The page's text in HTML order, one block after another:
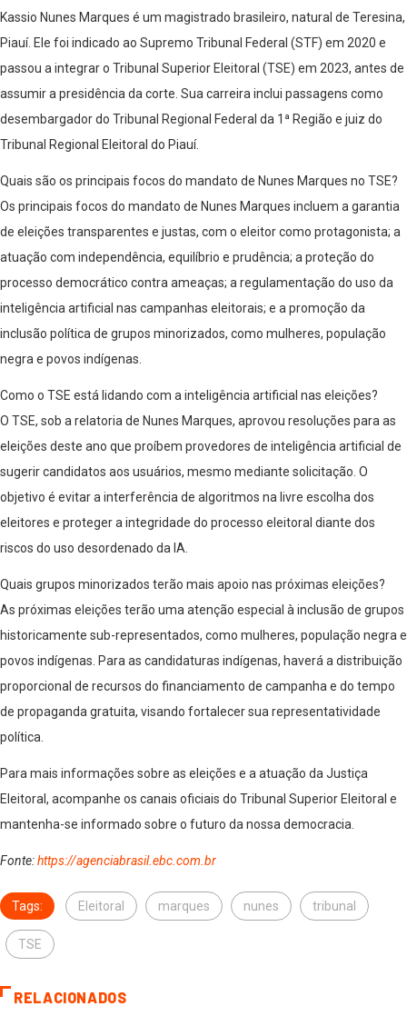
Kassio Nunes Marques é um magistrado brasileiro, natural de Teresina,
Piauí. Ele foi indicado ao Supremo Tribunal Federal (STF) em 2020 e
passou a integrar o Tribunal Superior Eleitoral (TSE) em 2023, antes de
assumir a presidência da corte. Sua carreira inclui passagens como
desembargador do Tribunal Regional Federal da 1ª Região e juiz do
Tribunal Regional Eleitoral do Piauí.
Quais são os principais focos do mandato de Nunes Marques no TSE?
Os principais focos do mandato de Nunes Marques incluem a garantia
de eleições transparentes e justas, com o eleitor como protagonista; a
atuação com independência, equilíbrio e prudência; a proteção do
processo democrático contra ameaças; a regulamentação do uso da
inteligência artificial nas campanhas eleitorais; e a promoção da
inclusão política de grupos minorizados, como mulheres, população
negra e povos indígenas.
Como o TSE está lidando com a inteligência artificial nas eleições?
O TSE, sob a relatoria de Nunes Marques, aprovou resoluções para as
eleições deste ano que proíbem provedores de inteligência artificial de
sugerir candidatos aos usuários, mesmo mediante solicitação. O
objetivo é evitar a interferência de algoritmos na livre escolha dos
eleitores e proteger a integridade do processo eleitoral diante dos
riscos do uso desordenado da IA.
Quais grupos minorizados terão mais apoio nas próximas eleições?
As próximas eleições terão uma atenção especial à inclusão de grupos
historicamente sub-representados, como mulheres, população negra e
povos indígenas. Para as candidaturas indígenas, haverá a distribuição
proporcional de recursos do financiamento de campanha e do tempo
de propaganda gratuita, visando fortalecer sua representatividade
política.
Para mais informações sobre as eleições e a atuação da Justiça
Eleitoral, acompanhe os canais oficiais do Tribunal Superior Eleitoral e
mantenha-se informado sobre o futuro da nossa democracia.
Fonte:https://agenciabrasil.ebc.com.br
Tags: Eleitoral marques nunes tribunal
TSE
RELACIONADOS